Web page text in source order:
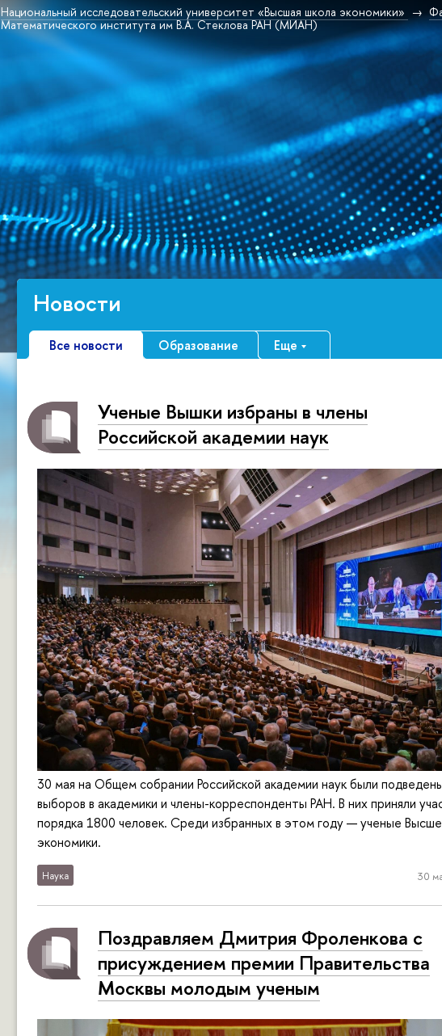
Национальный исследовательский университет «Высшая школа экономики»
Математического института им В.А. Стеклова РАН (МИАН)
Новости
Все новости Образование Еще
Ученые Вышки избраны в члены
Российской академии наук
30 мая на Общем собрании Российской академии наук были
выборов в академики и члены-корреспонденты РАН. В них приняли
порядка 1800 человек. Среди избранных в этом году — ученые
экономики.
Наука 30
Поздравляем Дмитрия Фроленкова с
присуждением премии Правительства
Москвы молодым ученым